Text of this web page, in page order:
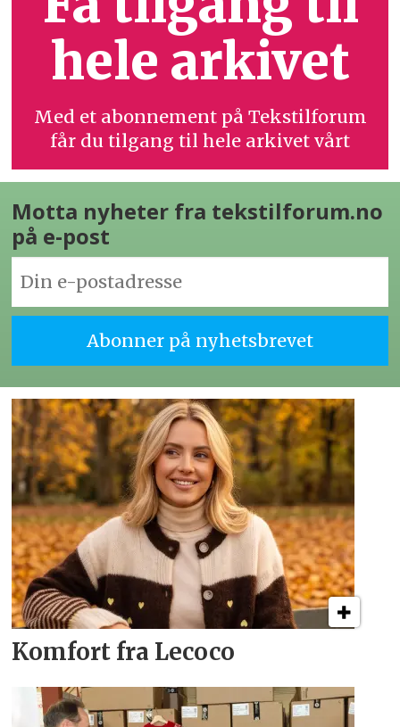
hele arkivet
Med et abonnement på Tekstilforum
får du tilgang til hele arkivet vårt
Motta nyheter fra tekstilforum.no
på e-post
Komfort fra Lecoco